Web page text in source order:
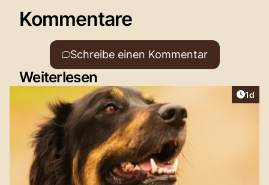
Kommentare
Schreibe einen Kommentar
Weiterlesen
1d